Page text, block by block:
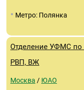
• Метро: Полянка
Отделение УФМС по
РВП, ВЖ
Москва / ЮАО